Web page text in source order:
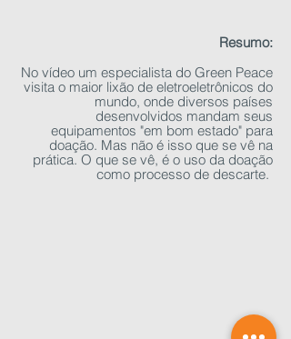
Resumo:
No vídeo um especialista do Green Peace
visita o maior lixão de eletroeletrônicos do
mundo, onde diversos países
desenvolvidos mandam seus
equipamentos "em bom estado" para
doação. Mas não é isso que se vê na
prática. O que se vê, é o uso da doação
como processo de descarte.